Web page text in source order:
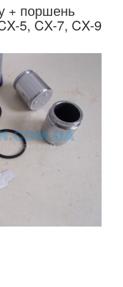
+ поршень
5, CX-7, CX-9